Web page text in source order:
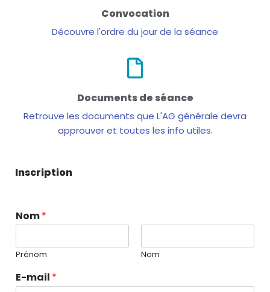
Convocation
Découvre l'ordre du jour de la séance
Documents de séance
Retrouve les documents que L'AG générale devra
approuver et toutes les info utiles.
Inscription
*
o
o
u
Nom*
Prénom Nom
E-mail *